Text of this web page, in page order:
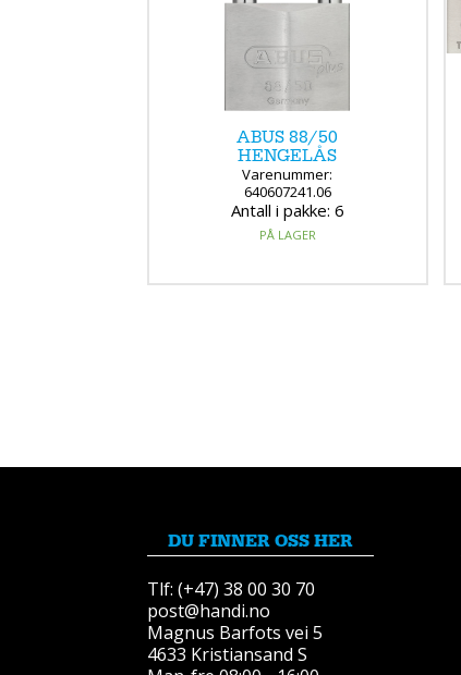
ABUS 88/50
HENGELÅS
Varenummer:
640607241.06
Antall i pakke: 6
PÅ LAGER
DU FINNER OSS HER
Tlf: (+47) 38 00 30 70
post@handi.no
Magnus Barfots vei 5
4633 Kristiansand S